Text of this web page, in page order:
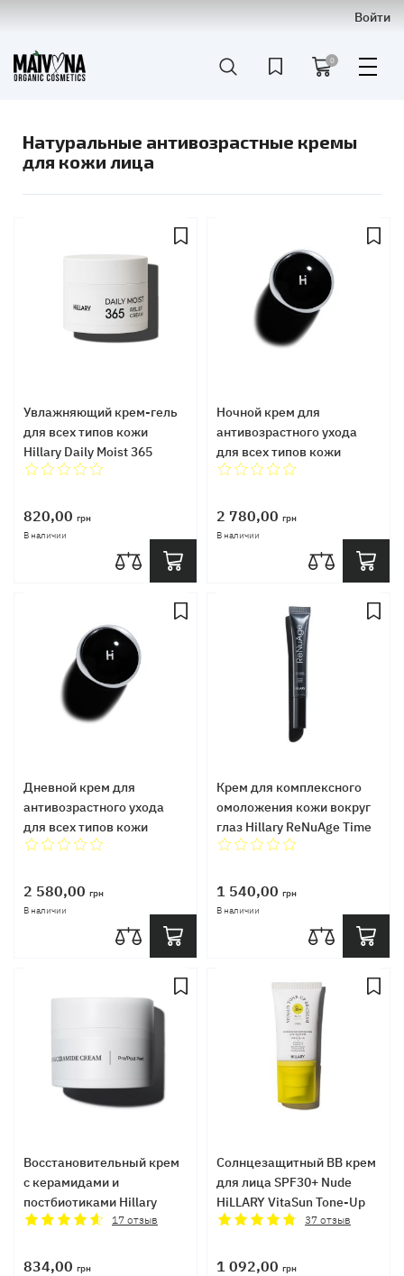
Войти
0
Натуральные антивозрастные кремы
для кожи лица
Увлажняющий крем-гель
для всех типов кожи
Hillary Daily Moist 365
Relief Cream, 50 мл
820,00 грн
В наличии
Ночной крем для
антивозрастного ухода
для всех типов кожи
Hillary ReNuAge
Cream, 50 мл
2 780,00 грн
В наличии
Дневной крем для
антивозрастного ухода
для всех типов кожи
Hillary ReNuAge
Cream, 50 мл
2 580,00 грн
В наличии
Крем для комплексного
омоложения кожи вокруг
глаз Hillary ReNuAge Time
Warp Eye Cream, 15 мл
1 540,00 грн
В наличии
Восстановительный крем
с керамидами и
постбиотиками Hillary
Barrier Restoring Ceramide
17отзыв
834,00 грн
Солнцезащитный BB крем
для лица SPF30+ Nude
HiLLARY VitaSun Tone-Up
BB Cream All Day Protect
37отзыв
1 092,00 грн